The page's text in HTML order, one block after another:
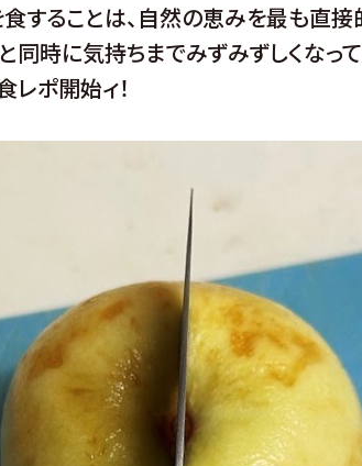
食することは、自然の恵みを最も直
同時に気持ちまでみずみずしくなっ
レポ開始ィ！